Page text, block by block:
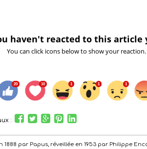
haven't reacted to this article
You can click icons below to show your reaction.
:
1888 par Papus, réveillée en 1953 par Philippe